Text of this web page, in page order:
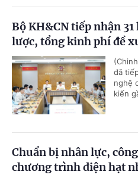
Bộ KH&CN tiếp nhận
lược, tổng kinh phí đề
đã
nghệ
kiến
Chuẩn bị nhân lực,
chương trình điện hạt